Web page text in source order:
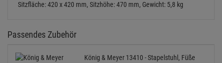
Sitzfläche: 420 x 420 mm, Sitzhöhe: 470 mm, Gewicht: 5,8 kg
Passendes Zubehör
König & Meyer 13410 - Stapelstuhl, Füße